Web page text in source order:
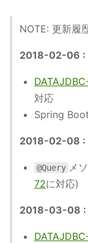
NOTE: 更新履
2018-02-06 :
対応
Spring
2018-02-08 :
@Query メ
72に対応)
2018-03-08 :